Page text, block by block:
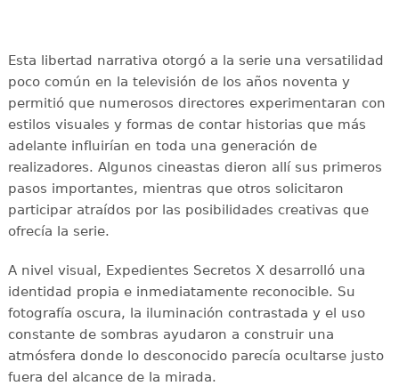
Esta libertad narrativa otorgó a la serie una versatilidad
poco común en la televisión de los años noventa y
permitió que numerosos directores experimentaran con
estilos visuales y formas de contar historias que más
adelante influirían en toda una generación de
realizadores. Algunos cineastas dieron allí sus primeros
pasos importantes, mientras que otros solicitaron
participar atraídos por las posibilidades creativas que
ofrecía la serie.
A nivel visual, Expedientes Secretos X desarrolló una
identidad propia e inmediatamente reconocible. Su
fotografía oscura, la iluminación contrastada y el uso
constante de sombras ayudaron a construir una
atmósfera donde lo desconocido parecía ocultarse justo
fuera del alcance de la mirada.